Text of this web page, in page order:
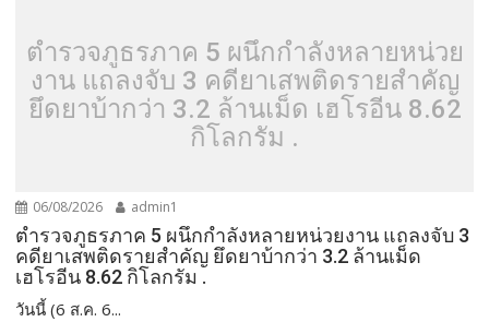
ตำรวจภูธรภาค 5 ผนึกกำลังหลายหน่วย
งาน แถลงจับ 3 คดียาเสพติดรายสำคัญ
ยึดยาบ้ากว่า 3.2 ล้านเม็ด เฮโรอีน 8.62
กิโลกรัม .
06/08/2026 admin1
ตำรวจภูธรภาค 5 ผนึกกำลังหลายหน่วยงาน แถลงจับ 3
คดียาเสพติดรายสำคัญ ยึดยาบ้ากว่า 3.2 ล้านเม็ด
เฮโรอีน 8.62 กิโลกรัม .
วันนี้ (6 ส.ค. 6...